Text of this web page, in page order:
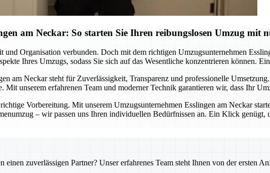
am Neckar: So starten Sie Ihren reibungslosen Umzug mit
Organisation verbunden. Doch mit dem richtigen Umzugsunternehmen
Ihres Umzugs, sodass Sie sich auf das Wesentliche konzentrieren können.
am Neckar steht für Zuverlässigkeit, Transparenz und professionelle
Mit unserem erfahrenen Team und moderner Technik garantieren wir, dass Ihr
Vorbereitung. Mit unserem Umzugsunternehmen Esslingen am Neckar
– wir passen uns Ihren individuellen Bedürfnissen an. Ein Klick
einen zuverlässigen Partner? Unser erfahrenes Team steht Ihnen von der ersten